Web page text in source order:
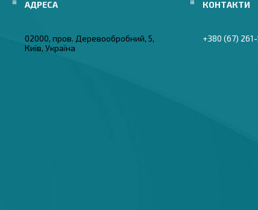
02000, пров. Деревообробний, 5,
Київ, Україна
+380 (67)